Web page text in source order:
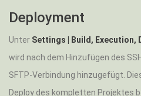
Deployment
Unter Settings | Build, Execution,
wird nach dem Hinzufügen des
SFTP-Verbindung hinzugefügt.
Deploy des kompletten Projektes